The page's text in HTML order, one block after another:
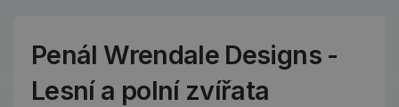
Penál Wrendale Designs -
Lesní a polní zvířata